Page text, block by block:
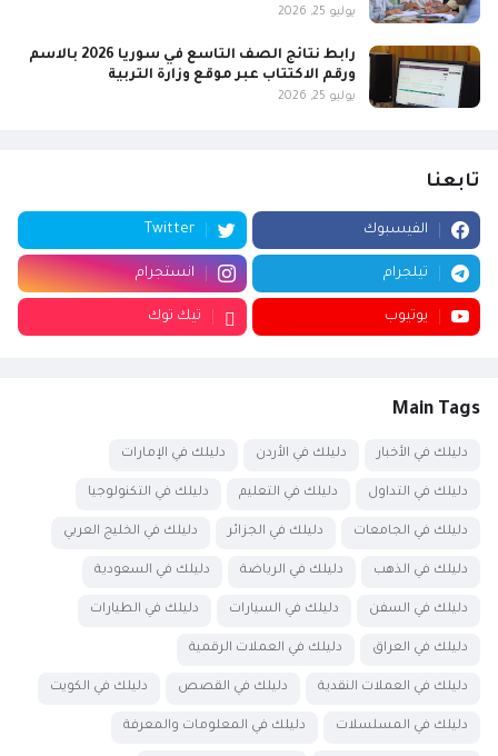
يوليو 25, 2026
رابط نتائج الصف التاسع في سوريا 2026 بالاسم
ورقم الاكتتاب عبر موقع وزارة التربية
يوليو 25, 2026
تابعنا
الفيسبوك Twitter
تيلجرام انستجرام
يوتيوب تيك توك
Main Tags
دليلك في الأخبار دليلك في الأردن دليلك في الإمارات
دليلك في التداول دليلك في التعليم دليلك في التكنولوجيا
دليلك في الجامعات دليلك في الجزائر دليلك في الخليج العربي
دليلك في الذهب دليلك في الرياضة دليلك في السعودية
دليلك في السفن دليلك في السيارات دليلك في الطيارات
دليلك في العراق دليلك في العملات الرقمية
دليلك في العملات النقدية دليلك في القصص دليلك في الكويت
دليلك في المسلسلات دليلك في المعلومات والمعرفة